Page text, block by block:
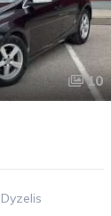
10
Dyzelis